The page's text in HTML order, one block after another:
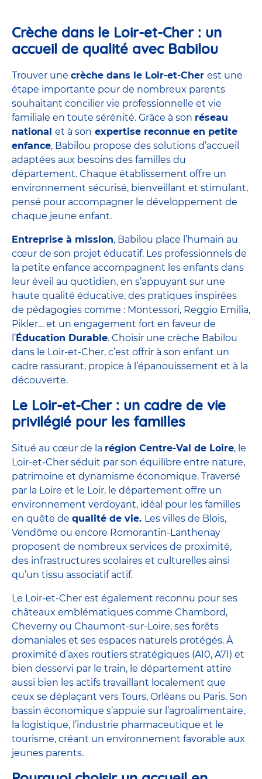
Crèche dans le Loir-et-Cher : un
accueil de qualité avec Babilou
Trouver une crèche dans le Loir-et-Cher est une
étape importante pour de nombreux parents
souhaitant concilier vie professionnelle et vie
familiale en toute sérénité. Grâce à son réseau
national et à son expertise reconnue en petite
enfance, Babilou propose des solutions d’accueil
adaptées aux besoins des familles du
département. Chaque établissement offre un
environnement sécurisé, bienveillant et stimulant,
pensé pour accompagner le développement de
chaque jeune enfant.
Entreprise à mission, Babilou place l’humain au
cœur de son projet éducatif. Les professionnels de
la petite enfance accompagnent les enfants dans
leur éveil au quotidien, en s’appuyant sur une
haute qualité éducative, des pratiques inspirées
de pédagogies comme : Montessori, Reggio Emilia,
Pikler… et un engagement fort en faveur de
l’Éducation Durable. Choisir une crèche Babilou
dans le Loir-et-Cher, c’est offrir à son enfant un
cadre rassurant, propice à l’épanouissement et à la
découverte.
Le Loir-et-Cher : un cadre de vie
privilégié pour les familles
Situé au cœur de la région Centre-Val de Loire, le
Loir-et-Cher séduit par son équilibre entre nature,
patrimoine et dynamisme économique. Traversé
par la Loire et le Loir, le département offre un
environnement verdoyant, idéal pour les familles
en quête de qualité de vie. Les villes de Blois,
Vendôme ou encore Romorantin-Lanthenay
proposent de nombreux services de proximité,
des infrastructures scolaires et culturelles ainsi
qu’un tissu associatif actif.
Le Loir-et-Cher est également reconnu pour ses
châteaux emblématiques comme Chambord,
Cheverny ou Chaumont-sur-Loire, ses forêts
domaniales et ses espaces naturels protégés. À
proximité d’axes routiers stratégiques (A10, A71) et
bien desservi par le train, le département attire
aussi bien les actifs travaillant localement que
ceux se déplaçant vers Tours, Orléans ou Paris. Son
bassin économique s’appuie sur l’agroalimentaire,
la logistique, l’industrie pharmaceutique et le
tourisme, créant un environnement favorable aux
jeunes parents.